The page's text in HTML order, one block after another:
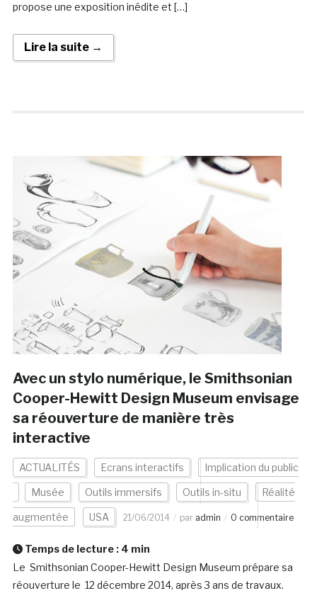
propose une exposition inédite et […]
Lire la suite →
Avec un stylo numérique, le Smithsonian
Cooper-Hewitt Design Museum envisage
sa réouverture de manière très
interactive
ACTUALITÉS Ecrans interactifs Implication du public
Musée Outils immersifs Outils in-situ Réalité
augmentée USA 21/06/2014 par admin 0 commentaire
Temps de lecture : 4 min
Le Smithsonian Cooper-Hewitt Design Museum prépare sa
réouverture le 12 décembre 2014, après 3 ans de travaux.